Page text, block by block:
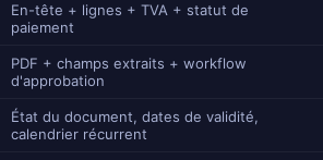
En-tête + lignes + TVA + statut de
paiement
PDF + champs extraits + workflow
d'approbation
État du document, dates de validité,
calendrier récurrent